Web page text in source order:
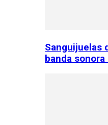
Sanguijuelas
banda